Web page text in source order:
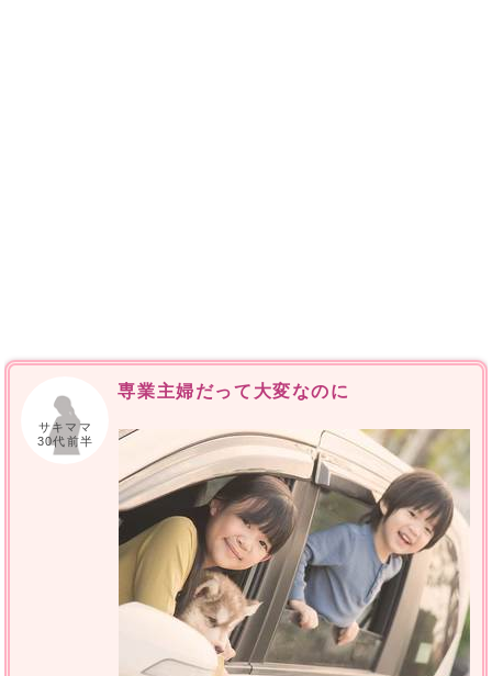
サキママ
30代前半
専業主婦だって大変なのに